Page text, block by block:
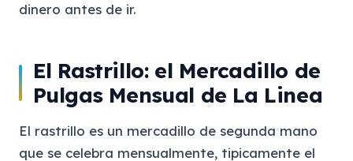
dinero antes de ir.
El Rastrillo: el Mercadillo de
Pulgas Mensual de La Linea
El rastrillo es un mercadillo de segunda mano
que se celebra mensualmente, tipicamente el